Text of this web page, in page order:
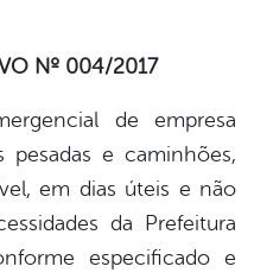
Nº 004/2017
de empresa
pesadas e caminhões,
em dias úteis e não
da Prefeitura
especificado e